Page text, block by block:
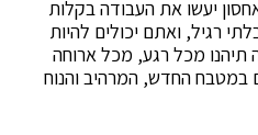
יעשו את העבודה בקלות
רגיל, ואתם יכולים להיות
תיהנו מכל רגע, מכל ארוחה
החדש, המרהיב והנוח